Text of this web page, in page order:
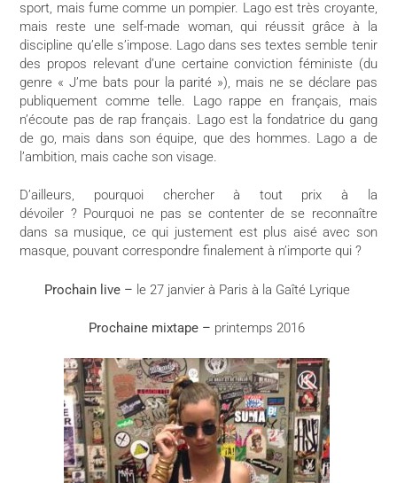
sport, mais fume comme un pompier. Lago est très croyante,
mais reste une self-made woman, qui réussit grâce à la
discipline qu’elle s’impose. Lago dans ses textes semble tenir
des propos relevant d’une certaine conviction féministe (du
genre « J’me bats pour la parité »), mais ne se déclare pas
publiquement comme telle. Lago rappe en français, mais
n’écoute pas de rap français. Lago est la fondatrice du gang
de go, mais dans son équipe, que des hommes. Lago a de
l’ambition, mais cache son visage.
D’ailleurs, pourquoi chercher à tout prix à la
dévoiler ? Pourquoi ne pas se contenter de se reconnaître
dans sa musique, ce qui justement est plus aisé avec son
masque, pouvant correspondre finalement à n’importe qui ?
Prochain live – le 27 janvier à Paris à la Gaîté Lyrique
Prochaine mixtape – printemps 2016